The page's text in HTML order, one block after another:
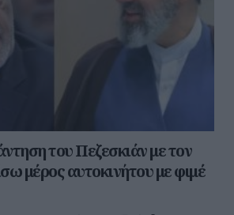
του Πεζεσκιάν με τον
μέρος αυτοκινήτου με φιμέ